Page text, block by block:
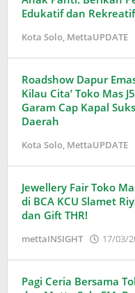
Edukatif dan
Kota Solo, MettaUPDATE
Roadshow Dapur
Kilau Cita’ Toko Mas
Garam Cap Kapal
Daerah
Kota Solo, MettaUPDATE
Jewellery Fair Toko
di BCA KCU Slamet
dan Gift THR!
mettaINSIGHT 17/03/
Pagi Ceria Bersama